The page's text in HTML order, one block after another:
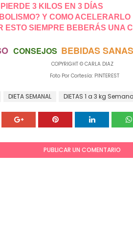
3 KILOS EN 3 DÍAS
Y COMO ACELERARLO
ESTO SIEMPRE BEBERÁS UNA
CONSEJOS BEBIDAS SANAS
COPYRIGHT © CARLA DIAZ
Foto Por Cortesía: PINTEREST
DIETA SEMANAL DIETAS 1 a 3 kg Semana
PUBLICAR UN COMENTARIO